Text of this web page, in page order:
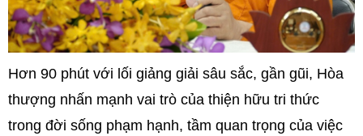
Hơn 90 phút với lối giảng giải sâu sắc, gần gũi, Hòa
thượng nhấn mạnh vai trò của thiện hữu tri thức
trong đời sống phạm hạnh, tầm quan trọng của việc